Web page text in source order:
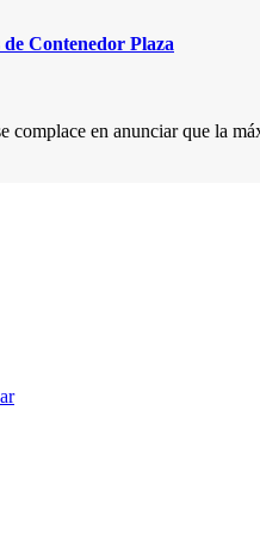
Contenedor Plaza
en anunciar que la